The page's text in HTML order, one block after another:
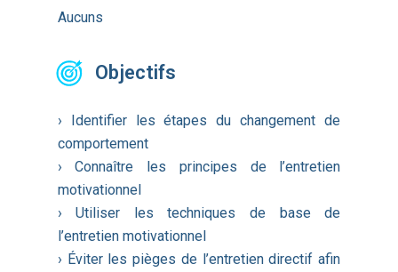
Aucuns
Objectifs
› Identifier les étapes du changement de
comportement
› Connaître les principes de l’entretien
motivationnel
› Utiliser les techniques de base de
l’entretien motivationnel
› Éviter les pièges de l’entretien directif afin